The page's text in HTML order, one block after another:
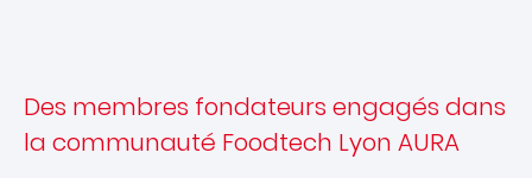
Des membres fondateurs engagés dans
la communauté Foodtech Lyon AURA